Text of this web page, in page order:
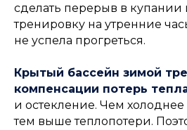
сделать перерыв в купании
тренировку на утренние
не успела прогреться.
Крытый бассейн зимой
компенсации потерь
и остекление. Чем
тем выше теплопотери.